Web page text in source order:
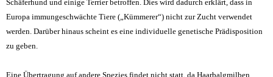
Schäferhund und einige Terrier betroffen. Dies wird dadurch erklärt, dass in
Europa immungeschwächte Tiere („Kümmerer“) nicht zur Zucht verwendet
werden. Darüber hinaus scheint es eine individuelle genetische Prädisposition
zu geben.
Eine Übertragung auf andere Spezies findet nicht statt, da Haarbalgmilben